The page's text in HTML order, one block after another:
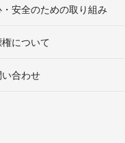
安全のための取り組み
について
合わせ